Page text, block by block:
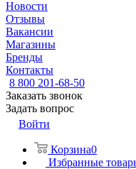
Новости
Отзывы
Вакансии
Магазины
Бренды
Контакты
8 800 201-68-50
Заказать звонок
Задать вопрос
Войти
Корзина0
Избранные